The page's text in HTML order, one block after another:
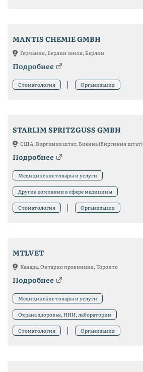
MANTIS CHEMIE GMBH
Германия, Берлин земля, Берлин
Подробнее
Стоматология Организация
STARLIM SPRITZGUSS GMBH
США, Виргиния штат, Виенна (Виргиния штат)
Подробнее
Медицинские товары и услуги
Другие компании в сфере медицины
Стоматология Организация
MTLVET
Канада, Онтарио провинция, Торонто
Подробнее
Медицинские товары и услуги
Охрана здоровья, НИИ, лаборатории
Стоматология Организация